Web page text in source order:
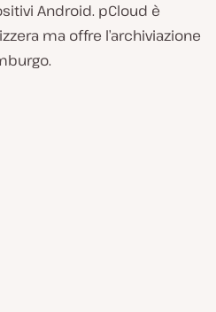
Android. pCloud è
ma offre l’archiviazione